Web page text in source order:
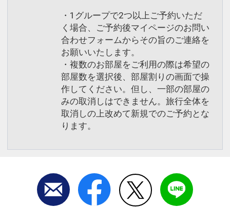
・1グループで2つ以上ご予約いただ
く場合、ご予約後マイページのお問い
合わせフォームからその旨のご連絡を
お願いいたします。
・複数のお部屋をご利用の際は希望の
部屋数を選択後、部屋割りの画面で操
作してください。但し、一部の部屋の
みの取消しはできません。旅行全体を
取消しの上改めて新規でのご予約とな
ります。